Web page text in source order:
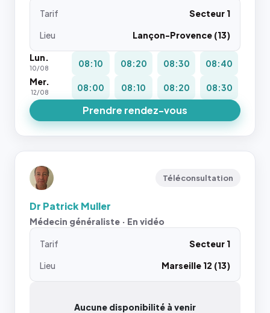
Tarif
Secteur 1
Lieu
Lançon-Provence (13)
Lun.
10/08 08:10 08:20 08:30
08:40
Mer.
12/08 08:00 08:10 08:20 08:30
Prendre rendez-vous
Téléconsultation
Dr Patrick Muller
Médecin généraliste · En vidéo
Tarif
Secteur 1
Lieu
Marseille 12 (13)
Aucune disponibilité à venir